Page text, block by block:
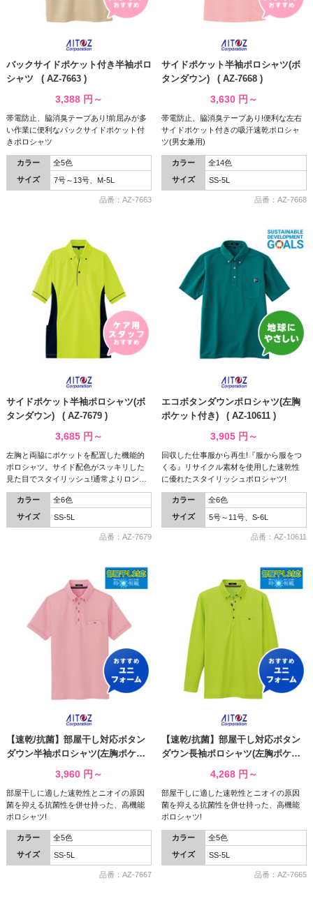
バックサイドポケット付き半袖ポロ
シャツ ( AZ-7663 )
3,388 円～
帯電防止、脇消臭テープあり!前屈みが多
い作業に便利なバックサイドポケット付
きポロシャツ
カラー
全5色
サイズ
7号～13号、M-5L
品番：AZ-7663
サイドポケット半袖ポロシャツ(ボ
タンダウン) ( AZ-7668 )
3,630 円～
帯電防止、脇消臭テープあり!便利な左右
サイドポケット付きの吸汗速乾ポロシャ
ツ(男女兼用)
カラー
全14色
サイズ
SS-5L
品番：AZ-7668
サイドポケット半袖ポロシャツ(ボ
タンダウン) ( AZ-7679 )
3,685 円～
左胸と両脇にポケットを配置した機能的
ポロシャツ。サイド配色がスッキリした
見た目でスタイリッシュ!通常よりロング
丈で背中が見えにくいなど女性にも人気
です!カラー
全6色
サイズ
SS-5L
品番：AZ-7679
エコボタンダウンポロシャツ(左胸
ポケット付き) ( AZ-10611 )
3,905 円～
回収した仕事服から再生!『服から服をつ
くる』リサイクル素材を使用した速乾性
に優れたスタイリッシュポロシャツ!
カラー
全6色
サイズ
5号～11号、S-6L
品番：AZ-10611
【速乾/抗菌】部屋干し対応ボタン
ダウン半袖ポロシャツ(左胸ポケッ
ト付き) ( AZ-7667 )
3,960 円～
部屋干しに適した速乾性とニオイの原因
菌を抑える抗菌性を併せ持った、高機能
ポロシャツ!
カラー
全5色
サイズ
SS-5L
品番：AZ-7667
【速乾/抗菌】部屋干し対応ボタン
ダウン長袖ポロシャツ(左胸ポケッ
ト付き) ( AZ-7665 )
4,268 円～
部屋干しに適した速乾性とニオイの原因
菌を抑える抗菌性を併せ持った、高機能
ポロシャツ!
カラー
全5色
サイズ
SS-5L
品番：AZ-7665